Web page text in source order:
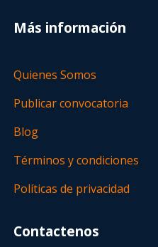
Más información
Quienes Somos
Publicar convocatoria
Blog
Términos y condiciones
Políticas de privacidad
Contactenos